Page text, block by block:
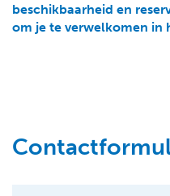
beschikbaarheid en
om je te verwelkomen in